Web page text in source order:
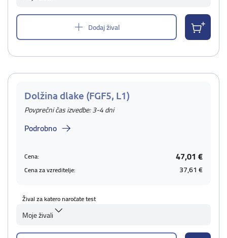
Dodaj žival
Dolžina dlake (FGF5, L1)
Povprečni čas izvedbe: 3-4 dni
Podrobno
Cena: 47,01 €
Cena za vzreditelje: 37,61 €
Žival za katero naročate test
Moje živali